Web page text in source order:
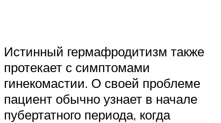
Истинный гермафродитизм также
протекает с симптомами
гинекомастии. О своей проблеме
пациент обычно узнает в начале
пубертатного периода, когда